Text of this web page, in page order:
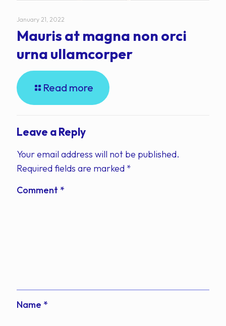
January 21, 2022
Mauris at magna non orci
urna ullamcorper
Read more
Leave a Reply
Your email address will not be published.
Required fields are marked *
Comment *
Name *